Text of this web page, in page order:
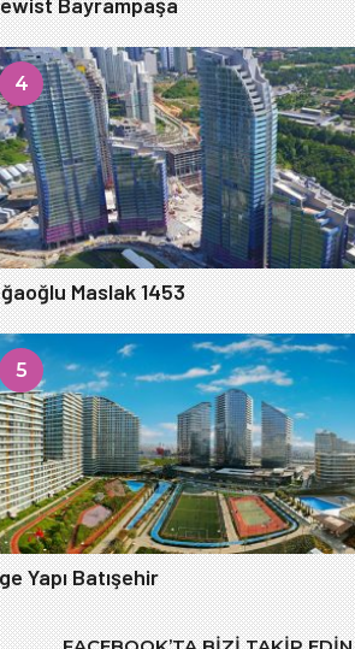
Bayrampaşa
4
Maslak 1453
5
Yapı Batışehir